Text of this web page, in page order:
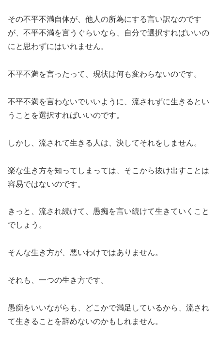
その不平不満自体が、他人の所為にする言い訳なのです
が、不平不満を言うぐらいなら、自分で選択すればいいの
にと思わずにはいれません。
不平不満を言ったって、現状は何も変わらないのです。
不平不満を言わないでいいように、流されずに生きるとい
うことを選択すればいいのです。
しかし、流されて生きる人は、決してそれをしません。
楽な生き方を知ってしまっては、そこから抜け出すことは
容易ではないのです。
きっと、流され続けて、愚痴を言い続けて生きていくこと
でしょう。
そんな生き方が、悪いわけではありません。
それも、一つの生き方です。
愚痴をいいながらも、どこかで満足しているから、流され
て生きることを辞めないのかもしれません。